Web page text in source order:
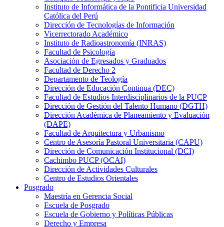
Instituto de Informática de la Pontificia Universidad
Católica del Perú
Dirección de Tecnologías de Información
Vicerrectorado Académico
Instituto de Radioastronomía (INRAS)
Facultad de Psicología
Asociación de Egresados y Graduados
Facultad de Derecho 2
Departamento de Teología
Dirección de Educación Continua (DEC)
Facultad de Estudios Interdisciplinarios de la PUCP
Dirección de Gestión del Talento Humano (DGTH)
Dirección Académica de Planeamiento y Evaluación
(DAPE)
Facultad de Arquitectura y Urbanismo
Centro de Asesoría Pastoral Universitaria (CAPU)
Dirección de Comunicación Institucional (DCI)
Cachimbo PUCP (OCAI)
Dirección de Actividades Culturales
Centro de Estudios Orientales
Posgrado
Maestría en Gerencia Social
Escuela de Posgrado
Escuela de Gobierno y Políticas Públicas
Derecho y Empresa